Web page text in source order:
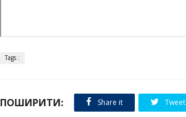
Tags :
ПОШИРИТИ: Share it Tweet